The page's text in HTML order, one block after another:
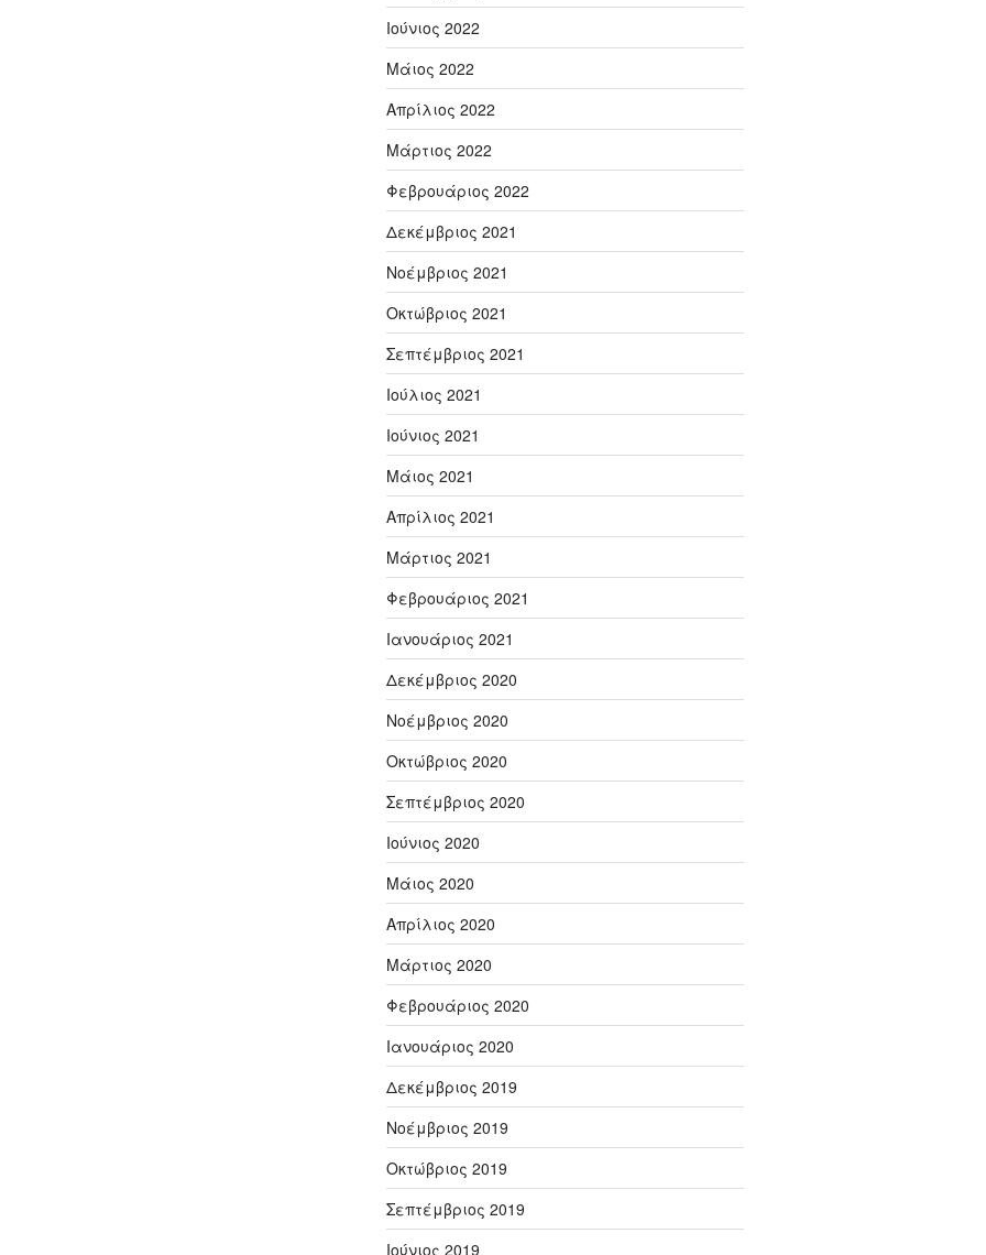
Ιούνιος 2022
Μάιος 2022
Απρίλιος 2022
Μάρτιος 2022
Φεβρουάριος 2022
Δεκέμβριος 2021
Νοέμβριος 2021
Οκτώβριος 2021
Σεπτέμβριος 2021
Ιούλιος 2021
Ιούνιος 2021
Μάιος 2021
Απρίλιος 2021
Μάρτιος 2021
Φεβρουάριος 2021
Ιανουάριος 2021
Δεκέμβριος 2020
Νοέμβριος 2020
Οκτώβριος 2020
Σεπτέμβριος 2020
Ιούνιος 2020
Μάιος 2020
Απρίλιος 2020
Μάρτιος 2020
Φεβρουάριος 2020
Ιανουάριος 2020
Δεκέμβριος 2019
Νοέμβριος 2019
Οκτώβριος 2019
Σεπτέμβριος 2019
Ιούνιος 2019